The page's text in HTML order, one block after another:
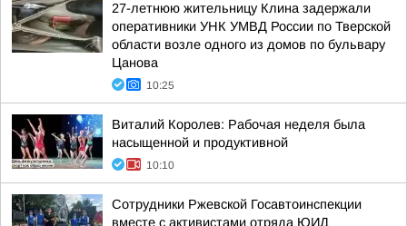
27-летнюю жительницу Клина задержали
оперативники УНК УМВД России по Тверской
области возле одного из домов по бульвару
Цанова
10:25
Виталий Королев: Рабочая неделя была
насыщенной и продуктивной
10:10
Сотрудники Ржевской Госавтоинспекции
вместе с активистами отряда ЮИД